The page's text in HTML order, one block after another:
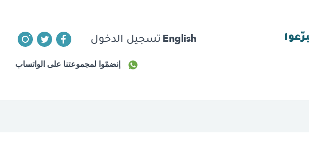
English تسجيل الدخول
إنضمّوا لمجموعتنا على الواتساب